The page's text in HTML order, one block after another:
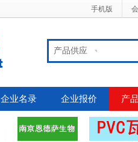
手机版
产品供应
企业名录 企业报价 产